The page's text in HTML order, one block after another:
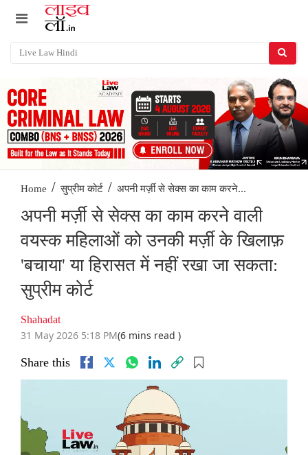
Home / सुप्रीम कोर्ट / अपनी मर्ज़ी से सेक्स का काम करने...
अपनी मर्ज़ी से सेक्स का काम करने वाली
वयस्क महिलाओं को उनकी मर्ज़ी के खिलाफ़
'बचाया' या हिरासत में नहीं रखा जा सकता:
सुप्रीम कोर्ट
Shahadat
31 May 2026 5:18 PM(6 mins read )
Share this